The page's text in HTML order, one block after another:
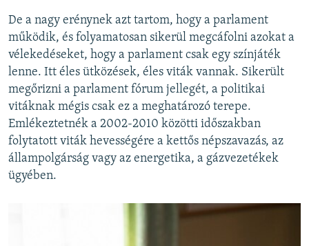
De a nagy erénynek azt tartom, hogy a parlament
működik, és folyamatosan sikerül megcáfolni azokat a
vélekedéseket, hogy a parlament csak egy színjáték
lenne. Itt éles ütközések, éles viták vannak. Sikerült
megőrizni a parlament fórum jellegét, a politikai
vitáknak mégis csak ez a meghatározó terepe.
Emlékeztetnék a 2002-2010 közötti időszakban
folytatott viták hevességére a kettős népszavazás, az
állampolgárság vagy az energetika, a gázvezetékek
ügyében.